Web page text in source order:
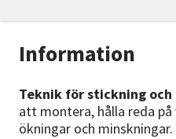
Information
Teknik för stickning
att montera, hålla reda på
ökningar och